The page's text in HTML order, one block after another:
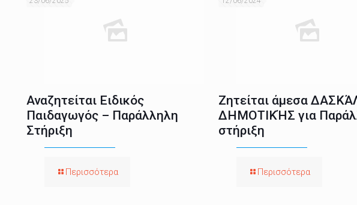
Αναζητείται Ειδικός
Παιδαγωγός – Παράλληλη
Στήριξη
Περισσότερα
Ζητείται άμεσα
ΔΗΜΟΤΙΚΉΣ για
στήριξη
Περισσότερα